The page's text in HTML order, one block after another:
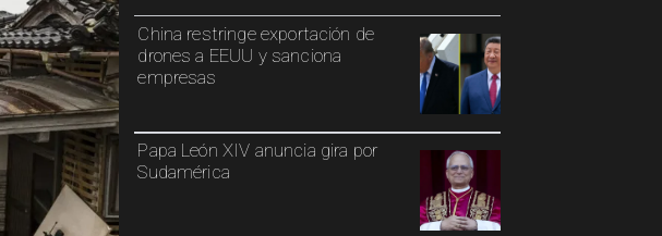
China restringe exportación de
drones a EEUU y sanciona
empresas
Papa León XIV anuncia gira por
Sudamérica